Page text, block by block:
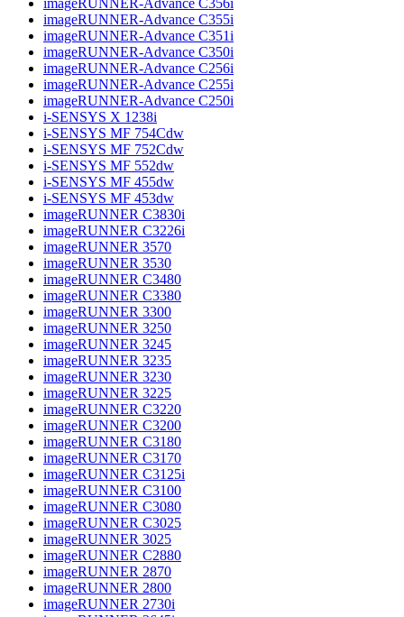
imageRUNNER-Advance C355i
imageRUNNER-Advance C351i
imageRUNNER-Advance C350i
imageRUNNER-Advance C256i
imageRUNNER-Advance C255i
imageRUNNER-Advance C250i
i-SENSYS X 1238i
i-SENSYS MF 754Cdw
i-SENSYS MF 752Cdw
i-SENSYS MF 552dw
i-SENSYS MF 455dw
i-SENSYS MF 453dw
imageRUNNER C3830i
imageRUNNER C3226i
imageRUNNER 3570
imageRUNNER 3530
imageRUNNER C3480
imageRUNNER C3380
imageRUNNER 3300
imageRUNNER 3250
imageRUNNER 3245
imageRUNNER 3235
imageRUNNER 3230
imageRUNNER 3225
imageRUNNER C3220
imageRUNNER C3200
imageRUNNER C3180
imageRUNNER C3170
imageRUNNER C3125i
imageRUNNER C3100
imageRUNNER C3080
imageRUNNER C3025
imageRUNNER 3025
imageRUNNER C2880
imageRUNNER 2870
imageRUNNER 2800
imageRUNNER 2730i